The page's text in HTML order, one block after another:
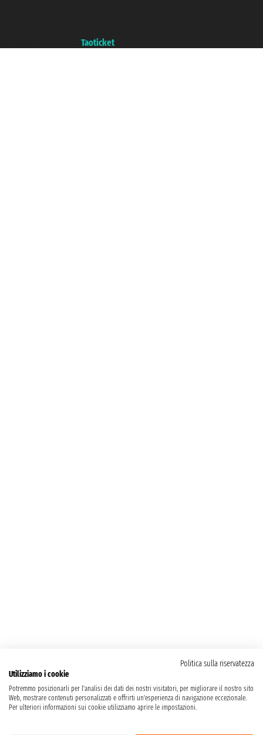
Taoticket
Politica sulla riservatezza
Utilizziamo i cookie
Potremmo posizionarli per l'analisi dei dati dei nostri visitatori, per migliorare il nostro sito
Web, mostrare contenuti personalizzati e offrirti un'esperienza di navigazione eccezionale.
Per ulteriori informazioni sui cookie utilizziamo aprire le impostazioni.